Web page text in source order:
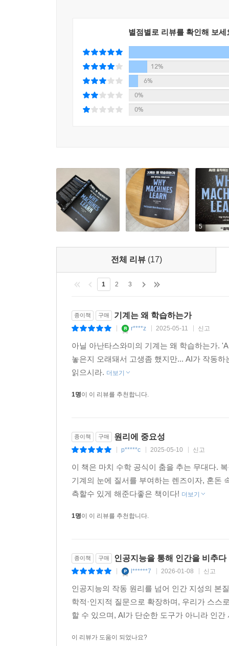
무엇을 좋아하는지 파악한 다음, 그 책이나 영화를
제6장에서는 독일의 빼어난 수학자 다비트 힐
분석이라는 간단하고 우아하고 탄탄한 방법, 다
법을 알아본다. 제7장에서는 데이터를 나누는
연구소 동료인 블라디미르 바프니크와 번하드
물론이고 최적의 분리 초평면을 찾는 알고리
제8장은 “홉필드 망”을 만들어 “신경망” 연구를
책은 먼저 물리학의 세계에 살짝 들어가서 자기
에너지 안정성 등의 개념으로 이어지며, 단층
제9장에서는 심층 학습, 그러니까 층이 세 개(
시벤코를 만난다. 그는 1989년 논문에서 은닉
제10장은 심층 신경망의 훈련을 가능하게 해준
심리학자 데이비드 러멜하트, 전산학자 로널드
후에는 신경망이 저지른 오류를 연쇄 규칙을 이
도입한 얀 르쾽에게 이르게 된다. 또한 그래픽
처리, 기계 번역, 의료 영상 분석, 금융 데이터 패
마지막 제12장 “미지의 땅”에서는 심층 신경망
엄청난 결과물 이면에 있는 단순하지만 우아하
독자들은 AI를 움직이는 핵심적인 수학 개념과
별점별로 리뷰를 확인해 보세
12%
6%
0%
0%
5
전체 리뷰 (17)
1 2 3
종이책 구매 기계는 왜 학습하는가
r****z 2025-05-11 신고
아닐 아난타스와미의 기계는 왜 학습하는가.
놓은지 오래돼서 고생좀 했지만... AI가 작동
읽으시라. 더보기
1명이 이 리뷰를 추천합니다.
종이책 구매 원리에 중요성
p*****c 2025-05-10 신고
이 책은 마치 수학 공식이 춤을 추는 무대다.
기계의 눈에 질서를 부여하는 렌즈이자, 혼돈
측할수 있게 해준다좋은 책이다! 더보기
1명이 이 리뷰를 추천합니다.
종이책 구매 인공지능을 통해 인간을 비추다
l******7 2026-01-08 신고
인공지능의 작동 원리를 넘어 인간 지성의 본
학적·인지적 질문으로 확장하며, 우리가 스스
할 수 있으며, AI가 단순한 도구가 아니라 인
이 리뷰가 도움이 되었나요?